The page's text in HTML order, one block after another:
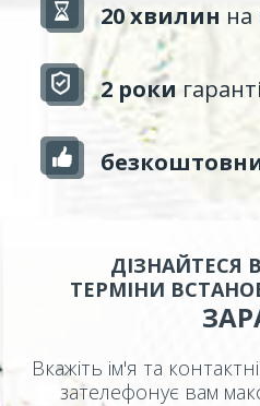
20 хвилин на
2 роки
ДІЗНАЙТЕСЯ
ТЕРМІНИ
Вкажіть ім'я та
зателефонує вам